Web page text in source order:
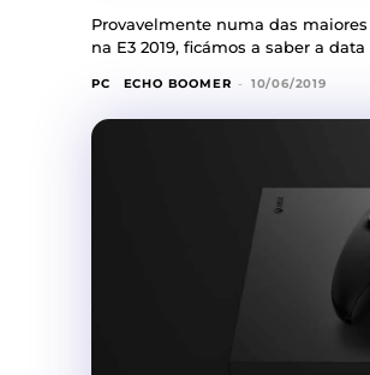
Provavelmente numa das
na E3 2019, ficámos a saber a
PC ECHO BOOMER - 10/06/2019